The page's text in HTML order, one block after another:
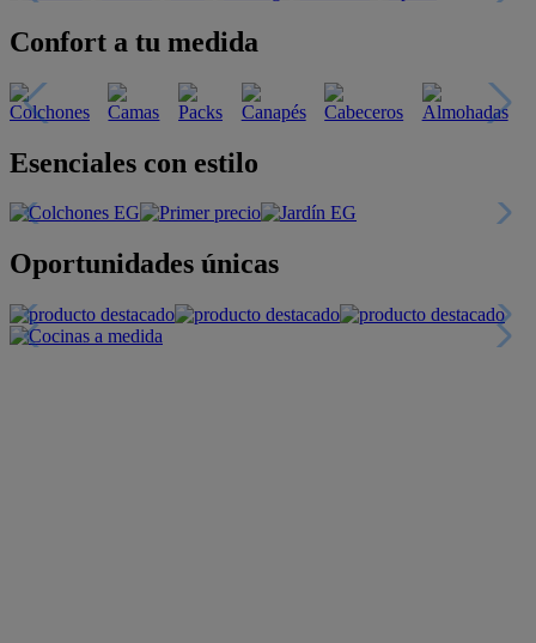
Confort a tu medida
Esenciales con estilo
Oportunidades únicas